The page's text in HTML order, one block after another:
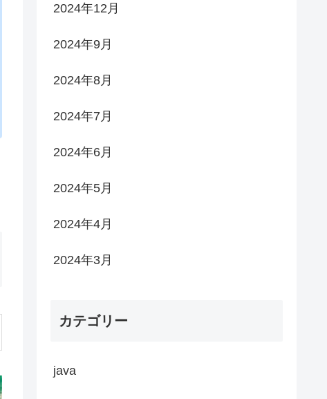
2024年12月
2024年9月
2024年8月
2024年7月
2024年6月
2024年5月
2024年4月
2024年3月
カテゴリー
java